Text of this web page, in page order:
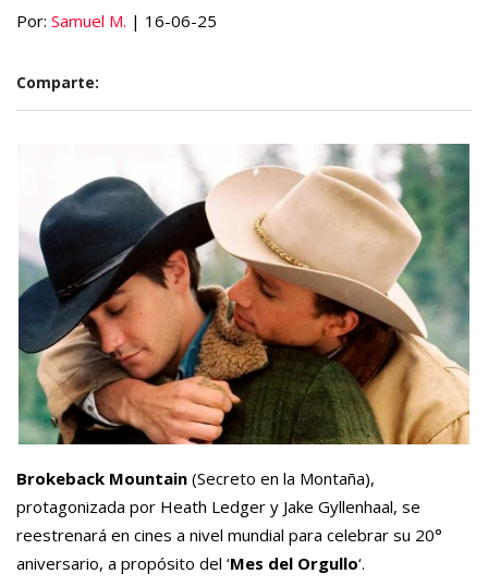
Por: Samuel M. | 16-06-25
Comparte:
Brokeback Mountain (Secreto en la Montaña),
protagonizada por Heath Ledger y Jake Gyllenhaal, se
reestrenará en cines a nivel mundial para celebrar su 20°
aniversario, a propósito del ‘Mes del Orgullo‘.